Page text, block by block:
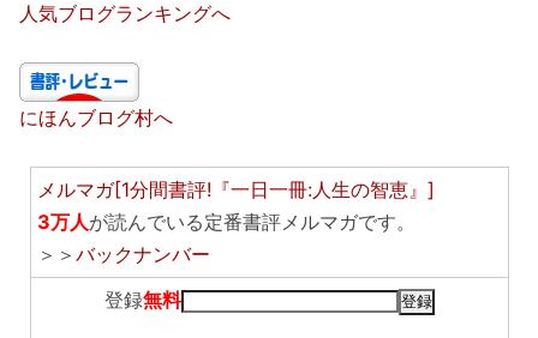
人気ブログランキングへ
にほんブログ村へ
メルマガ[1分間書評!『一日一冊:人生の智恵』]
3万人が読んでいる定番書評メルマガです。
＞＞ バックナンバー
登録無料